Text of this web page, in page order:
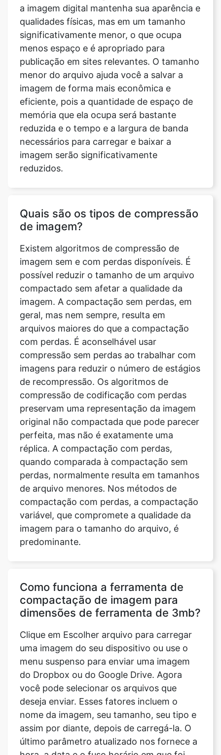
menos espaço e é apropriado para
publicação em sites relevantes. O tamanho
menor do arquivo ajuda você a salvar a
imagem de forma mais econômica e
eficiente, pois a quantidade de espaço de
memória que ela ocupa será bastante
reduzida e o tempo e a largura de banda
necessários para carregar e baixar a
imagem serão significativamente
reduzidos.
Quais são os tipos de compressão
Existem algoritmos de compressão de
imagem sem e com perdas disponíveis. É
compactado sem afetar a qualidade da
imagem. A compactação sem perdas, em
geral, mas nem sempre, resulta em
arquivos maiores do que a compactação
com perdas. É aconselhável usar
compressão sem perdas ao trabalhar com
imagens para reduzir o número de estágios
de recompressão. Os algoritmos de
compressão de codificação com perdas
preservam uma representação da imagem
original não compactada que pode parecer
perfeita, mas não é exatamente uma
réplica. A compactação com perdas,
quando comparada à compactação sem
perdas, normalmente resulta em tamanhos
de arquivo menores. Nos métodos de
compactação com perdas, a compactação
variável, que compromete a qualidade da
imagem para o tamanho do arquivo, é
predominante.
Como funciona a ferramenta de
Clique em Escolher arquivo para carregar
uma imagem do seu dispositivo ou use o
do Dropbox ou do Google Drive. Agora
você pode selecionar os arquivos que
deseja enviar. Esses fatores incluem o
nome da imagem, seu tamanho, seu tipo e
assim por diante, depois de carregá-la. O
último parâmetro atualizado nos fornece a
hora, a data e o fuso horário em que foi
modificado pela última vez. Isso também
exibe um indicador de progresso após o